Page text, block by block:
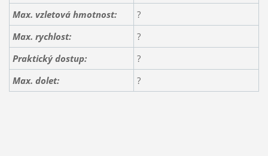
Max. vzletová hmotnost:
?
Max. rychlost:
?
Praktický dostup:
?
Max. dolet:
?